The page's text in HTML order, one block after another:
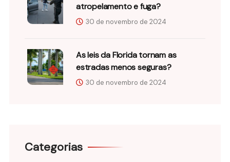
atropelamento e fuga?
30 de novembro de 2024
As leis da Florida tornam as
estradas menos seguras?
30 de novembro de 2024
Categorias